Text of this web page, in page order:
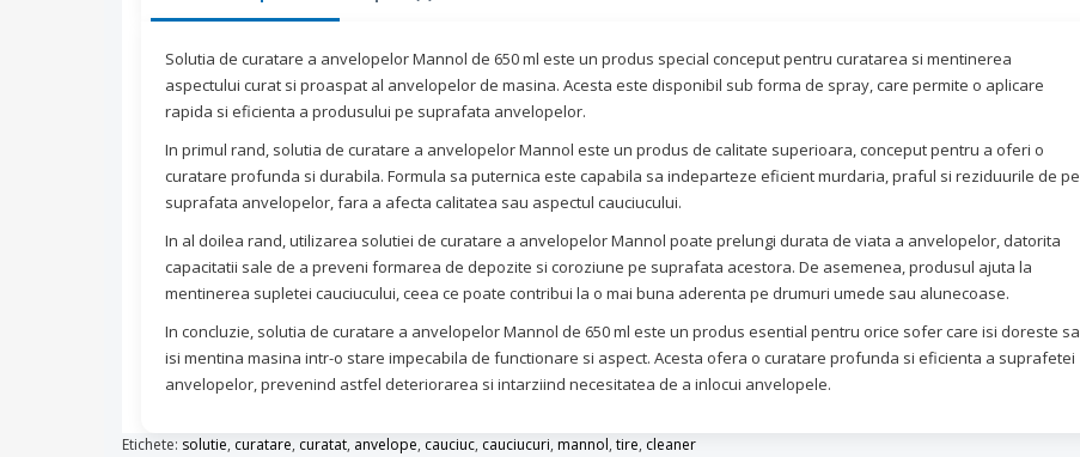
Solutia de curatare a anvelopelor Mannol de 650 ml este un produs special conceput pentru curatarea si mentinerea
aspectului curat si proaspat al anvelopelor de masina. Acesta este disponibil sub forma de spray, care permite o aplicare
rapida si eficienta a produsului pe suprafata anvelopelor.
In primul rand, solutia de curatare a anvelopelor Mannol este un produs de calitate superioara, conceput pentru a oferi o
curatare profunda si durabila. Formula sa puternica este capabila sa indeparteze eficient murdaria, praful si reziduurile de pe
suprafata anvelopelor, fara a afecta calitatea sau aspectul cauciucului.
In al doilea rand, utilizarea solutiei de curatare a anvelopelor Mannol poate prelungi durata de viata a anvelopelor, datorita
capacitatii sale de a preveni formarea de depozite si coroziune pe suprafata acestora. De asemenea, produsul ajuta la
mentinerea supletei cauciucului, ceea ce poate contribui la o mai buna aderenta pe drumuri umede sau alunecoase.
In concluzie, solutia de curatare a anvelopelor Mannol de 650 ml este un produs esential pentru orice sofer care isi doreste sa
isi mentina masina intr-o stare impecabila de functionare si aspect. Acesta ofera o curatare profunda si eficienta a suprafetei
anvelopelor, prevenind astfel deteriorarea si intarziind necesitatea de a inlocui anvelopele.
Etichete: solutie, curatare, curatat, anvelope, cauciuc, cauciucuri, mannol, tire, cleaner